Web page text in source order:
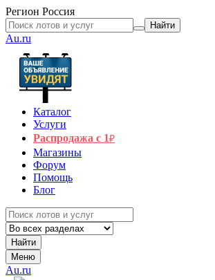
Регион Россия
Найти
Au.ru
Каталог
Услуги
Распродажа с 1₽
Магазины
Форум
Помощь
Блог
Найти
Меню
Au.ru